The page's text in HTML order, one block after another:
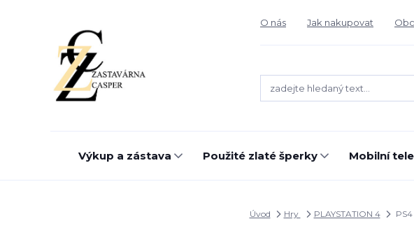
O nás Jak nakupovat
Výkup a zástava Použité zlaté šperky Mobilní
Úvod Hry PLAYSTATION 4